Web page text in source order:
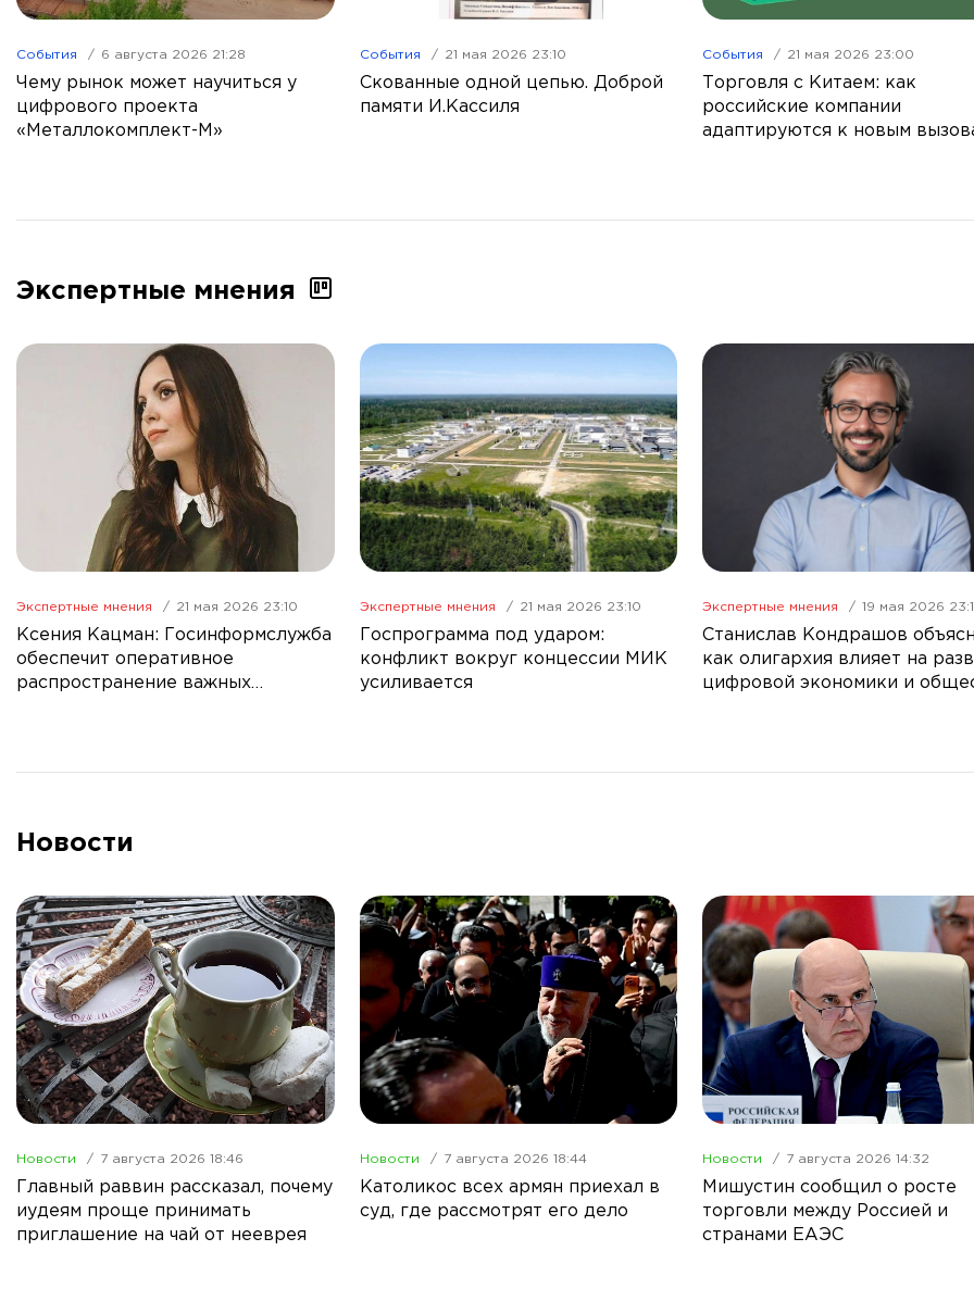
События 6 августа 2026 21:28
Чему рынок может научиться у
цифрового проекта
«Металлокомплект-М»
События 21 мая 2026 23:10
Скованные одной цепью. Доброй
памяти И.Кассиля
События 21 мая 2026 23:00
Торговля с Китаем: как
российские компании
адаптируются к новым
Экспертные мнения
Экспертные мнения 21 мая 2026 23:10
Ксения Кацман: Госинформслужба
обеспечит оперативное
распространение важных
Экспертные мнения 21 мая 2026 23:10
Госпрограмма под ударом:
конфликт вокруг концессии МИК
усиливается
Экспертные мнения 19 мая 2026
Станислав Кондрашов
как олигархия влияет на
цифровой экономики и
Новости
Новости 7 августа 2026 18:46
Главный раввин рассказал, почему
иудеям проще принимать
приглашение на чай от нееврея
Новости 7 августа 2026 18:44
Католикос всех армян приехал в
суд, где рассмотрят его дело
Новости 7 августа 2026 14:32
Мишустин сообщил о росте
торговли между Россией и
странами ЕАЭС